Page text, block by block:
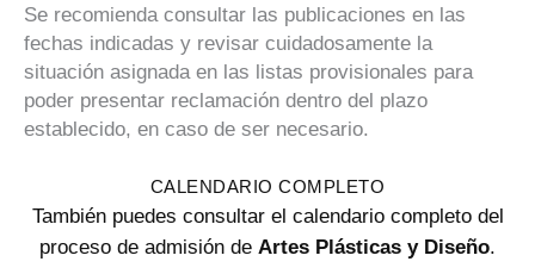
Se recomienda consultar las publicaciones en las
fechas indicadas y revisar cuidadosamente la
situación asignada en las listas provisionales para
poder presentar reclamación dentro del plazo
establecido, en caso de ser necesario.
CALENDARIO COMPLETO
También puedes consultar el calendario completo del
proceso de admisión de Artes Plásticas y Diseño.